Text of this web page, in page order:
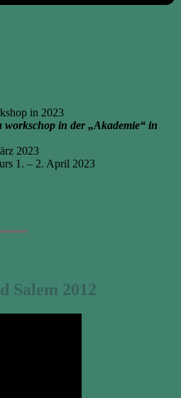
in 2023
workschop in der „Akademie“ in
2023
1. – 2. April 2023
Salem 2012